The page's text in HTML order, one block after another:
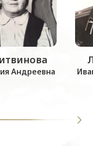
Андреевна